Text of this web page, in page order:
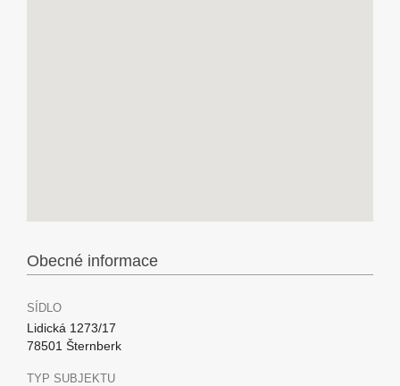
Obecné informace
SÍDLO
Lidická 1273/17
78501 Šternberk
TYP SUBJEKTU